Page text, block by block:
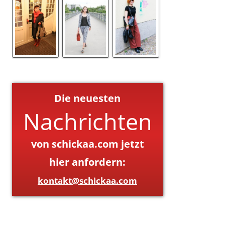
Die neuesten
Nachrichten
von schickaa.com jetzt
hier anfordern:
kontakt@schickaa.com